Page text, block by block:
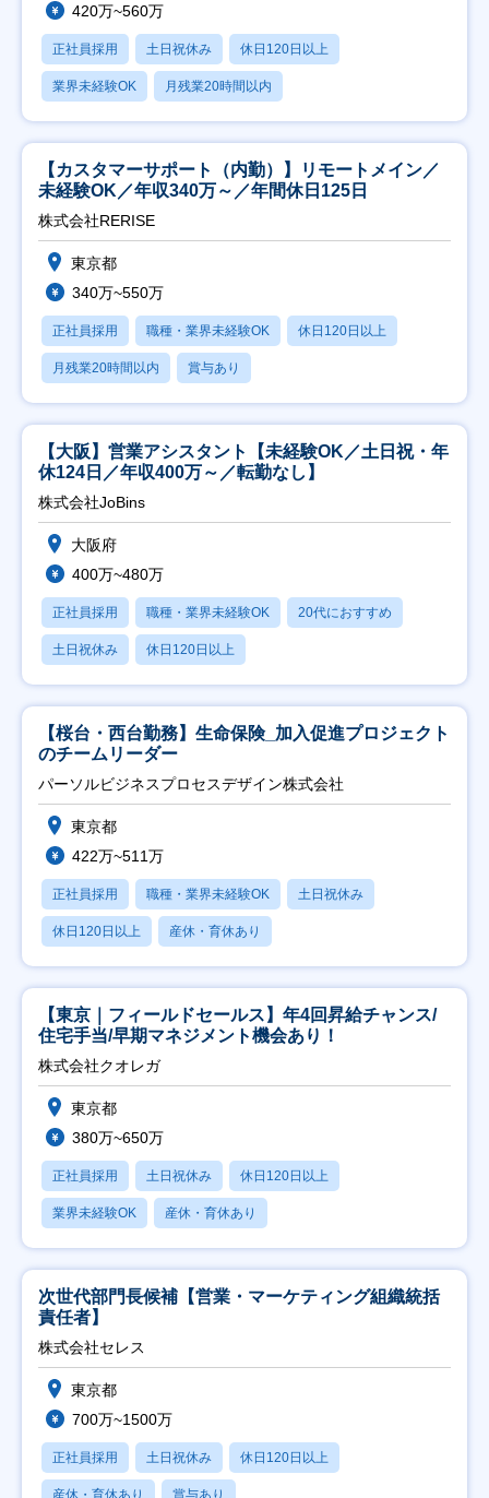
420万~560万
正社員採用 土日祝休み 休日120日以上
業界未経験OK 月残業20時間以内
【カスタマーサポート（内勤）】リモートメイン／
未経験OK／年収340万～／年間休日125日
株式会社RERISE
東京都
340万~550万
正社員採用 職種・業界未経験OK 休日120日以上
月残業20時間以内 賞与あり
【大阪】営業アシスタント【未経験OK／土日祝・年
休124日／年収400万～／転勤なし】
株式会社JoBins
大阪府
400万~480万
正社員採用 職種・業界未経験OK 20代におすすめ
土日祝休み 休日120日以上
【桜台・西台勤務】生命保険_加入促進プロジェクト
のチームリーダー
パーソルビジネスプロセスデザイン株式会社
東京都
422万~511万
正社員採用 職種・業界未経験OK 土日祝休み
休日120日以上 産休・育休あり
【東京｜フィールドセールス】年4回昇給チャンス/
住宅手当/早期マネジメント機会あり！
株式会社クオレガ
東京都
380万~650万
正社員採用 土日祝休み 休日120日以上
業界未経験OK 産休・育休あり
次世代部門長候補【営業・マーケティング組織統括
責任者】
株式会社セレス
東京都
700万~1500万
正社員採用 土日祝休み 休日120日以上
産休・育休あり 賞与あり